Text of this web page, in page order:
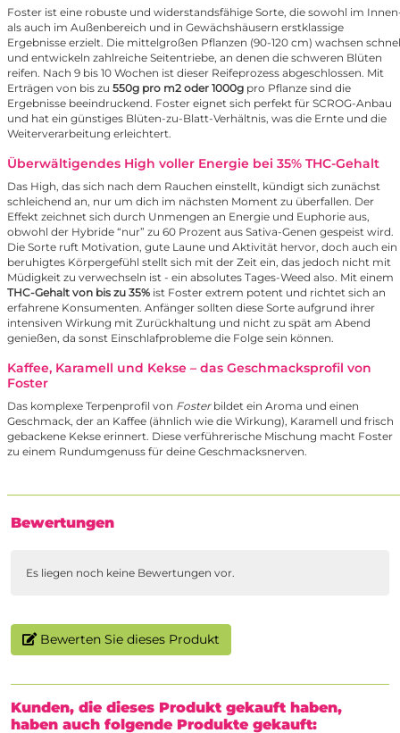
Foster ist eine robuste und widerstandsfähige Sorte, die sowohl im
als auch im Außenbereich und in Gewächshäusern erstklassige
Ergebnisse erzielt. Die mittelgroßen Pflanzen (90-120 cm) wachsen
und entwickeln zahlreiche Seitentriebe, an denen die schweren Blüten
reifen. Nach 9 bis 10 Wochen ist dieser Reifeprozess abgeschlossen. Mit
Erträgen von bis zu 550g pro m2 oder 1000g pro Pflanze sind die
Ergebnisse beeindruckend. Foster eignet sich perfekt für SCROG-Anbau
und hat ein günstiges Blüten-zu-Blatt-Verhältnis, was die Ernte und die
Weiterverarbeitung erleichtert.
Überwältigendes High voller Energie bei 35% THC-Gehalt
Das High, das sich nach dem Rauchen einstellt, kündigt sich zunächst
schleichend an, nur um dich im nächsten Moment zu überfallen. Der
Effekt zeichnet sich durch Unmengen an Energie und Euphorie aus,
obwohl der Hybride “nur” zu 60 Prozent aus Sativa-Genen gespeist wird.
Die Sorte ruft Motivation, gute Laune und Aktivität hervor, doch auch ein
beruhigtes Körpergefühl stellt sich mit der Zeit ein, das jedoch nicht mit
Müdigkeit zu verwechseln ist - ein absolutes Tages-Weed also. Mit einem
THC-Gehalt von bis zu 35% ist Foster extrem potent und richtet sich an
erfahrene Konsumenten. Anfänger sollten diese Sorte aufgrund ihrer
intensiven Wirkung mit Zurückhaltung und nicht zu spät am Abend
genießen, da sonst Einschlafprobleme die Folge sein können.
Kaffee, Karamell und Kekse – das Geschmacksprofil von
Foster
Das komplexe Terpenprofil von Foster bildet ein Aroma und einen
Geschmack, der an Kaffee (ähnlich wie die Wirkung), Karamell und frisch
gebackene Kekse erinnert. Diese verführerische Mischung macht Foster
zu einem Rundumgenuss für deine Geschmacksnerven.
Bewertungen
Es liegen noch keine Bewertungen vor.
Bewerten Sie dieses Produkt
Kunden, die dieses Produkt gekauft haben,
haben auch folgende Produkte gekauft: